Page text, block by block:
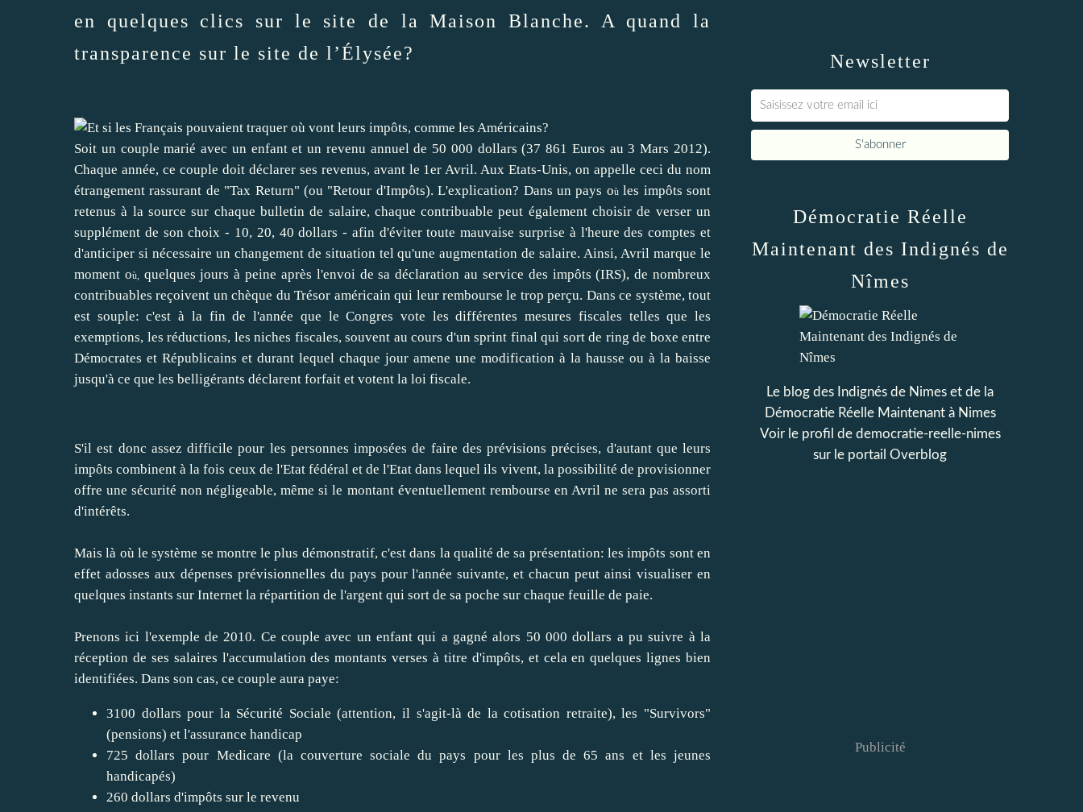
en quelques clics sur le site de la Maison Blanche. A quand la
transparence sur le site de l’Élysée?
Soit un couple marié avec un enfant et un revenu annuel de 50 000 dollars (37 861 Euros au 3 Mars 2012).
Chaque année, ce couple doit déclarer ses revenus, avant le 1er Avril. Aux Etats-Unis, on appelle ceci du nom
étrangement rassurant de "Tax Return" (ou "Retour d'Impôts). L'explication? Dans un pays où les impôts sont
retenus à la source sur chaque bulletin de salaire, chaque contribuable peut également choisir de verser un
supplément de son choix - 10, 20, 40 dollars - afin d'éviter toute mauvaise surprise à l'heure des comptes et
d'anticiper si nécessaire un changement de situation tel qu'une augmentation de salaire. Ainsi, Avril marque le
moment où,
quelques jours à peine après l'envoi de sa déclaration au service des impôts (IRS), de nombreux
contribuables reçoivent un chèque du Trésor américain qui leur rembourse le trop perçu. Dans ce système, tout
est souple: c'est à la fin de l'année que le Congres vote les différentes mesures fiscales telles que les
exemptions, les réductions, les niches fiscales, souvent au cours d'un sprint final qui sort de ring de boxe entre
Démocrates et Républicains et durant lequel chaque jour amene une modification à la hausse ou à la baisse
jusqu'à ce que les belligérants déclarent forfait et votent la loi fiscale.
S'il est donc assez difficile pour les personnes imposées de faire des prévisions précises, d'autant que leurs
impôts combinent à la fois ceux de l'Etat fédéral et de l'Etat dans lequel ils vivent, la possibilité de provisionner
offre une sécurité non négligeable, même si le montant éventuellement rembourse en Avril ne sera pas assorti
d'intérêts.
Mais là où le système se montre le plus démonstratif, c'est dans la qualité de sa présentation: les impôts sont en
effet adosses aux dépenses prévisionnelles du pays pour l'année suivante, et chacun peut ainsi visualiser en
quelques instants sur Internet la répartition de l'argent qui sort de sa poche sur chaque feuille de paie.
Prenons ici l'exemple de 2010. Ce couple avec un enfant qui a gagné alors 50 000 dollars a pu suivre à la
réception de ses salaires l'accumulation des montants verses à titre d'impôts, et cela en quelques lignes bien
identifiées. Dans son cas, ce couple aura paye:
3100 dollars pour la Sécurité Sociale (attention, il s'agit-là de la cotisation retraite), les "Survivors"
(pensions) et l'assurance handicap
725 dollars pour Medicare (la couverture sociale du pays pour les plus de 65 ans et les jeunes
handicapés)
260 dollars d'impôts sur le revenu
Newsletter
Démocratie Réelle
Maintenant des Indignés de
Nîmes
Le blog des Indignés de Nimes et de la
Démocratie Réelle Maintenant à Nimes
Voir le profil de democratie-reelle-nimes
sur le portail Overblog
Publicité